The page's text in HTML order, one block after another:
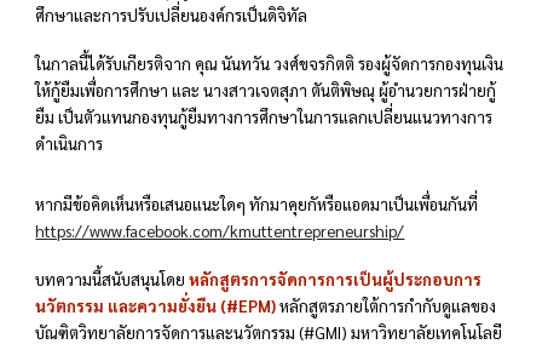
ศึกษาและการปรับเปลี่ยนองค์กรเป็นดิจิทัล
ในกาลนี้ได้รับเกียรติจาก คุณ นันทวัน วงศ์ขจรกิตติ รองผู้จัดการกองทุนเงิน
ให้กู้ยืมเพื่อการศึกษา และ นางสาวเจตสุภา ตันติพิษณุ ผู้อำนวยการฝ่ายกู้
ยืม เป็นตัวแทนกองทุนกู้ยืมทางการศึกษาในการแลกเปลี่ยนแนวทางการ
ดำเนินการ
หากมีข้อคิดเห็นหรือเสนอแนะใดๆ ทักมาคุยกัหรือแอดมาเป็นเพื่อนกันที่
https://www.facebook.com/kmuttentrepreneurship/
บทความนี้สนับสนุนโดยหลักสูตรการจัดการการเป็นผู้ประกอบการ
นวัตกรรม และความยั่งยืน (#EPM)หลักสูตรภายใต้การกำกับดูแลของ
บัณฑิตวิทยาลัยการจัดการและนวัตกรรม (#GMI) มหาวิทยาลัยเทคโนโลยี